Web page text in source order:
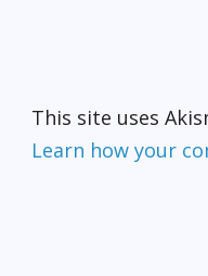
This site uses
Learn how your